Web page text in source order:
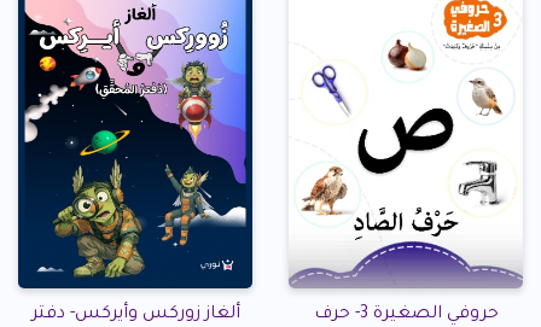
حروفي الصغيرة 3- حرف
ألغاز زوركس وأيركس- دفتر